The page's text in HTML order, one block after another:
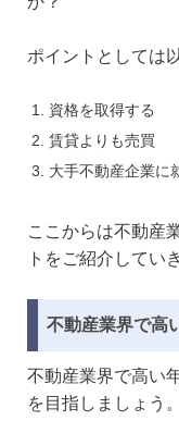
ポイントとしては
資格を取得する
賃貸よりも売買
大手不動産企業に
ここからは不動産
トをご紹介してい
不動産業界で高
不動産業界で高い
を目指しましょう。